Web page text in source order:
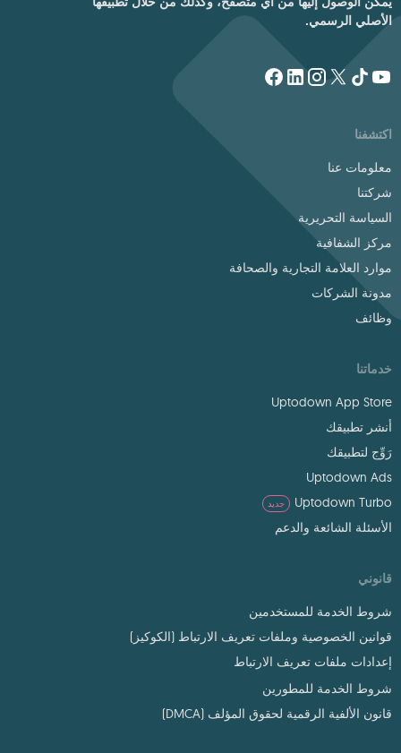
الأصلي الرسمي.
اكتشفنا
معلومات عنا
شركتنا
السياسة التحريرية
مركز الشفافية
موارد العلامة التجارية والصحافة
مدونة الشركات
وظائف
خدماتنا
Uptodown App Store
أنشر تطبيقك
رَوِّج لتطبيقك
Uptodown Ads
Uptodown Turbo
جديد
الأسئلة الشائعة والدعم
قانوني
شروط الخدمة للمستخدمين
قوانين الخصوصية وملفات تعريف الارتباط (الكوكيز)
إعدادات ملفات تعريف الارتباط
شروط الخدمة للمطورين
قانون الألفية الرقمية لحقوق المؤلف (DMCA)